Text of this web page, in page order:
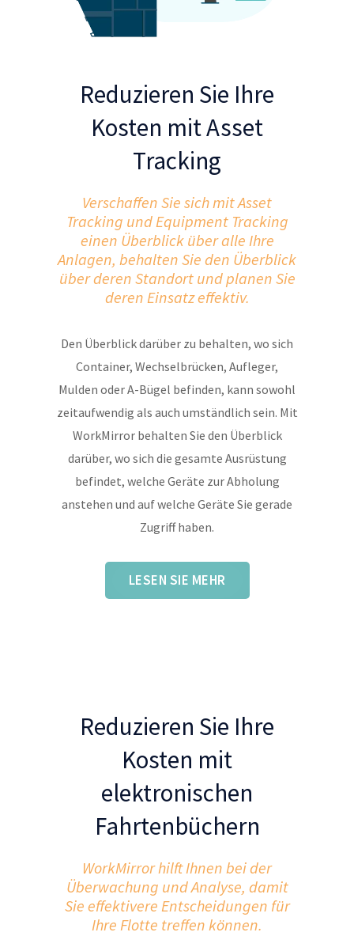
Reduzieren Sie Ihre
Kosten mit Asset
Tracking
Verschaffen Sie sich mit Asset
Tracking und Equipment Tracking
einen Überblick über alle Ihre
Anlagen, behalten Sie den Überblick
über deren Standort und planen Sie
deren Einsatz effektiv.
Den Überblick darüber zu behalten, wo sich
Container, Wechselbrücken, Aufleger,
Mulden oder A-Bügel befinden, kann sowohl
zeitaufwendig als auch umständlich sein. Mit
WorkMirror behalten Sie den Überblick
darüber, wo sich die gesamte Ausrüstung
befindet, welche Geräte zur Abholung
anstehen und auf welche Geräte Sie gerade
Zugriff haben.
LESEN SIE MEHR
Reduzieren Sie Ihre
Kosten mit
elektronischen
Fahrtenbüchern
WorkMirror hilft Ihnen bei der
Überwachung und Analyse, damit
Sie effektivere Entscheidungen für
Ihre Flotte treffen können.